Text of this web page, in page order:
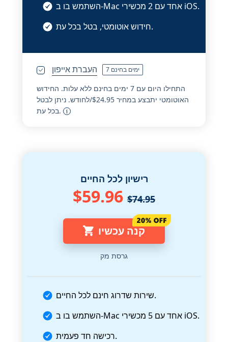
השתמש בו ב-Mac אחד עם 2 מכשירי iOS.
חידוש אוטומטי, בטל בכל עת.
העברת אייפון 7 ימים בחינם
התחילו היום עם 7 ימים בחינם ללא עלות. החידוש
האוטומטי יתבצע במחיר 24.95‏$/לחודש. ניתן לבטל
בכל עת.
רישיון לכל החיים
$59.96 $74.95
קנה עכשיו
גרסת מק
שירות שדרוג חינם לכל החיים.
השתמש בו ב-Mac אחד עם 5 מכשירי iOS.
רכישה חד פעמית.